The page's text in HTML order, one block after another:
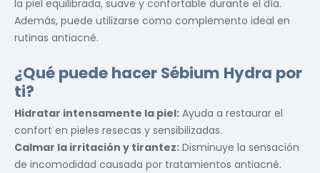
la piel equilibrada, suave y confortable durante el día.
Además, puede utilizarse como complemento ideal en
rutinas antiacné.
¿Qué puede hacer Sébium Hydra por
ti?
Hidratar intensamente la piel: Ayuda a restaurar el
confort en pieles resecas y sensibilizadas.
Calmar la irritación y tirantez: Disminuye la sensación
de incomodidad causada por tratamientos antiacné.